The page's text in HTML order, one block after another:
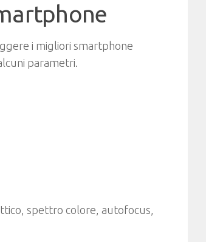
i migliori smartphone
parametri.
spettro colore, autofocus,